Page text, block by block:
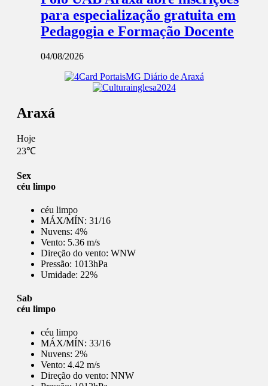
para especialização gratuita em
Pedagogia e Formação Docente
04/08/2026
Araxá
Hoje
23℃
Sex
céu limpo
céu limpo
MÁX/MÍN: 31/16
Nuvens: 4%
Vento: 5.36 m/s
Direção do vento: WNW
Pressão: 1013hPa
Umidade: 22%
Sab
céu limpo
céu limpo
MÁX/MÍN: 33/16
Nuvens: 2%
Vento: 4.42 m/s
Direção do vento: NNW